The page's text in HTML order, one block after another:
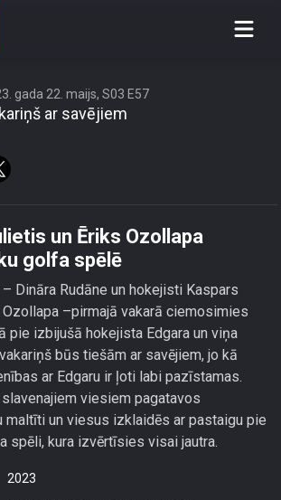
Saulietis un Ēriks Ozollapa
gada 22. maijs, S03 E57
ar savējiem
un Ēriks Ozollapa
golfa spēlē
Dināra Rudāne un hokejisti Kaspars
–pirmajā vakarā ciemosimies
pie izbijušā hokejista Edgara un viņa
būs tiešām ar savējiem, jo kā
ar Edgaru ir ļoti labi pazīstamas.
viesiem pagatavos
maltīti un viesus izklaidēs ar pastaigu pie
spēli, kura izvērtīsies visai jautra.
2023